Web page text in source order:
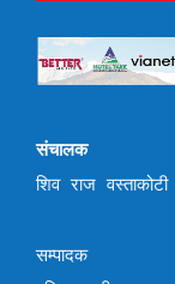
संचालक
शिव राज
सम्पादक